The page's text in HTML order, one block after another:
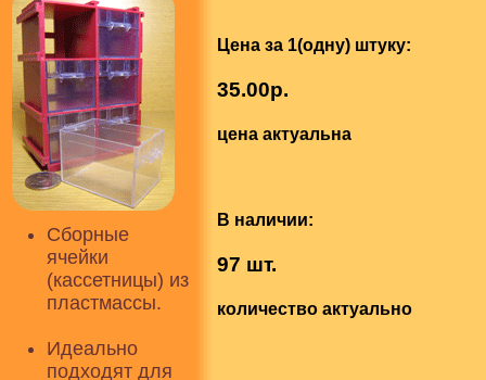
Сборные
ячейки
(кассетницы) из
пластмассы.
Идеально
подходят для
Цена за 1(одну) штуку:
35.00р.
цена актуальна
В наличии:
97 шт.
количество актуально